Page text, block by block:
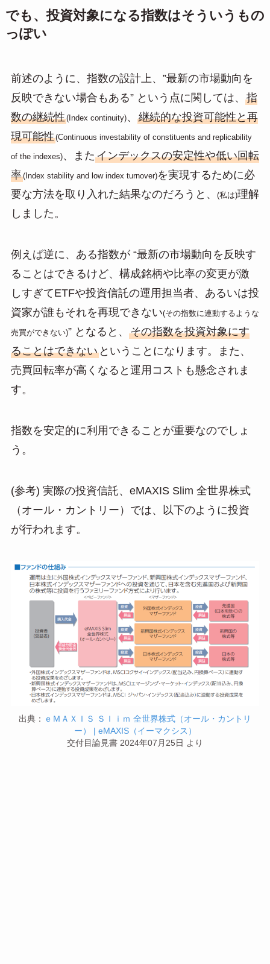
でも、投資対象になる指数はそういうもの
っぽい
前述のように、指数の設計上、”最新の市場動向を
反映できない場合もある” という点に関しては、 指
数の継続性(Index continuity)、 継続的な投資可能性と再
現可能性(Continuous investability of constituents and replicability
of the indexes)、またインデックスの安定性や低い回転
率(Index stability and low index turnover)を実現するために必
要な方法を取り入れた結果なのだろうと、
(私は)理解
しました。
例えば逆に、ある指数が “最新の市場動向を反映す
ることはできるけど、構成銘柄や比率の変更が激
しすぎてETFや投資信託の運用担当者、あるいは投
資家が誰もそれを再現できない(その指数に連動するような
売買ができない)” となると、 その指数を投資対象にす
ることはできないということになります。また、
売買回転率が高くなると運用コストも懸念されま
す。
指数を安定的に利用できることが重要なのでしょ
う。
(参考) 実際の投資信託、eMAXIS Slim 全世界株式
（オール・カントリー）では、以下のように投資
が行われます。
出典： ｅＭＡＸＩＳ Ｓｌｉｍ 全世界株式（オール・カントリ
ー） | eMAXIS（イーマクシス）
交付目論見書 2024年07月25日 より